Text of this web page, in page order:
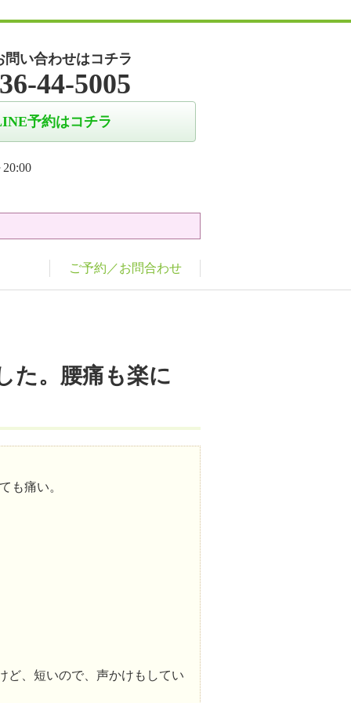
問い合わせはコチラ
44-5005
予約はコチラ
ご予約／お問合わせ
た。腰痛も楽に
も痛い。
ど、短いので、声かけもしてい